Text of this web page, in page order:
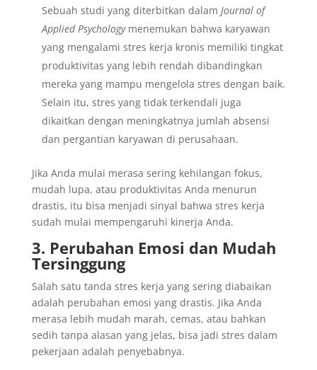
Sebuah studi yang diterbitkan dalam Journal of
Applied Psychologymenemukan bahwa karyawan
yang mengalami stres kerja kronis memiliki tingkat
produktivitas yang lebih rendah dibandingkan
mereka yang mampu mengelola stres dengan baik.
Selain itu, stres yang tidak terkendali juga
dikaitkan dengan meningkatnya jumlah absensi
dan pergantian karyawan di perusahaan.
Jika Anda mulai merasa sering kehilangan fokus,
mudah lupa, atau produktivitas Anda menurun
drastis, itu bisa menjadi sinyal bahwa stres kerja
sudah mulai mempengaruhi kinerja Anda.
3. Perubahan Emosi dan Mudah
Tersinggung
Salah satu tanda stres kerja yang sering diabaikan
adalah perubahan emosi yang drastis. Jika Anda
merasa lebih mudah marah, cemas, atau bahkan
sedih tanpa alasan yang jelas, bisa jadi stres dalam
pekerjaan adalah penyebabnya.